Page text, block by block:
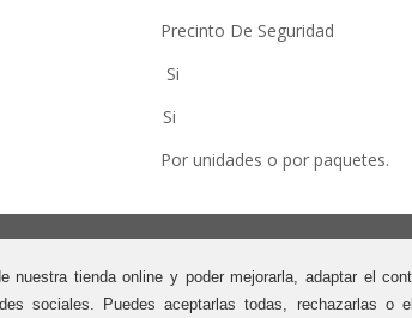
tapa Precinto De Seguridad
Si
Si
o por paquetes.
Lunes a Viernes
De 9 a 13 h y 16 a 19 h.
Reciba las últimas
tienda online y poder mejorarla, adaptar el
sociales. Puedes aceptarlas todas, rechazarlas o